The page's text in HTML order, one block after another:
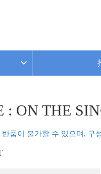
ON THE
품이 불가할 수 있으며, 구